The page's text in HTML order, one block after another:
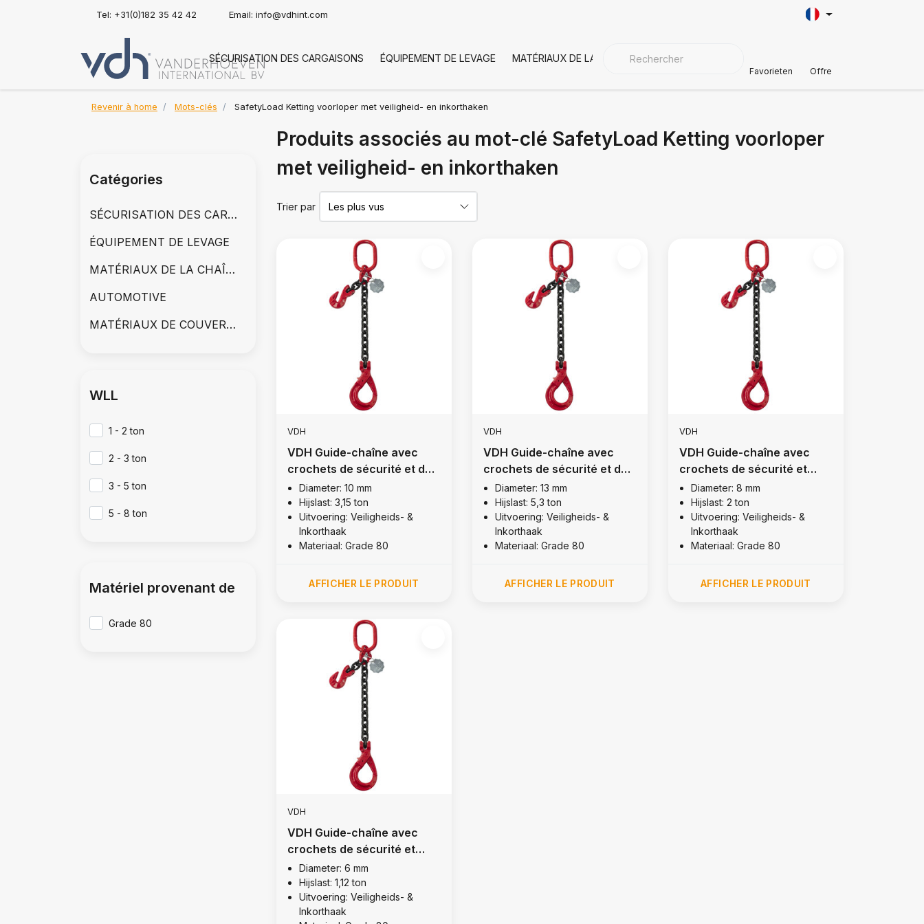
Tel: +31(0)182 35 42 42 Email: info@vdhint.com
SÉCURISATION DES CARGAISONS ÉQUIPEMENT DE LEVAGE MATÉRIAUX DE LA CHAÎNE AUTOMOTIVE
Favorieten Offre
Revenir à home Mots-clés SafetyLoad Ketting voorloper met veiligheid- en inkorthaken
Produits associés au mot-clé SafetyLoad Ketting voorloper
met veiligheid- en inkorthaken
Trier par
VDH
VDH Guide-chaîne avec
crochets de sécurité et de
retenue, Ø 10 mm
Diameter: 10 mm
Hijslast: 3,15 ton
Uitvoering: Veiligheids- &
Inkorthaak
Materiaal: Grade 80
AFFICHER LE PRODUIT
VDH
VDH Guide-chaîne avec
crochets de sécurité et de
retenue, Ø 13 mm
Diameter: 13 mm
Hijslast: 5,3 ton
Uitvoering: Veiligheids- &
Inkorthaak
Materiaal: Grade 80
AFFICHER LE PRODUIT
VDH
VDH Guide-chaîne avec
crochets de sécurité et
crochets à fente, Ø 8 mm
Diameter: 8 mm
Hijslast: 2 ton
Uitvoering: Veiligheids- &
Inkorthaak
Materiaal: Grade 80
AFFICHER LE PRODUIT
VDH
VDH Guide-chaîne avec
crochets de sécurité et
crochets fendus, Ø 6 mm
Diameter: 6 mm
Hijslast: 1,12 ton
Uitvoering: Veiligheids- &
Inkorthaak
Catégories
SÉCURISATION DES CARGAISONS
ÉQUIPEMENT DE LEVAGE
MATÉRIAUX DE LA CHAÎNE
AUTOMOTIVE
MATÉRIAUX DE COUVERTURE
WLL
1 - 2 ton
2 - 3 ton
3 - 5 ton
5 - 8 ton
Matériel provenant de
Grade 80